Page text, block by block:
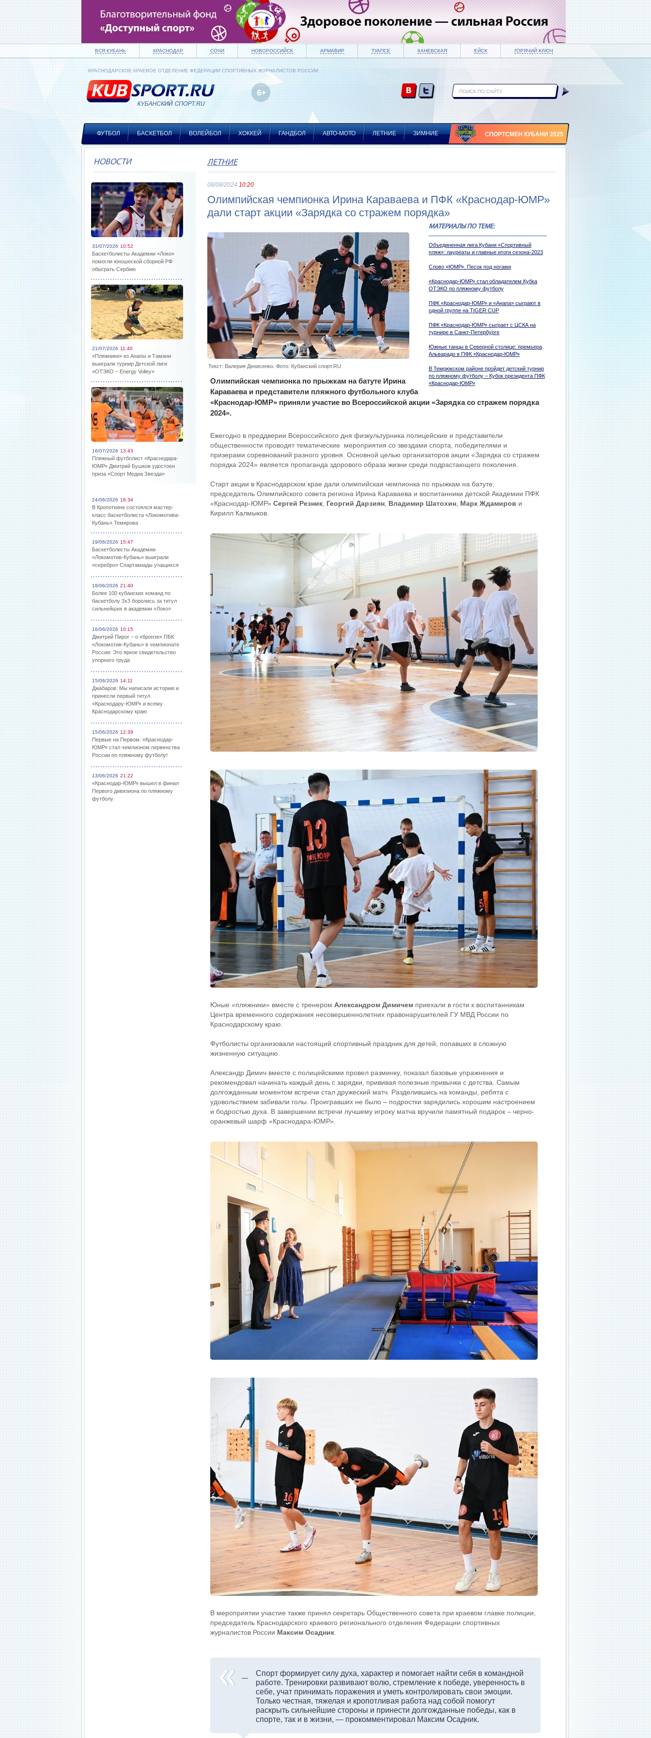
ВСЯ КУБАНЬ КРАСНОДАР СОЧИ НОВОРОССИЙСК АРМАВИР ТУАПСЕ КАНЕВСКАЯ ЕЙСК ГОРЯЧИЙ КЛЮЧ
КРАСНОДАРСКОЕ КРАЕВОЕ ОТДЕЛЕНИЕ ФЕДЕРАЦИИ СПОРТИВНЫХ ЖУРНАЛИСТОВ РОССИИ
ФУТБОЛ БАСКЕТБОЛ ВОЛЕЙБОЛ ХОККЕЙ ГАНДБОЛ АВТО-МОТО ЛЕТНИЕ ЗИМНИЕ СПОРТСМЕН КУБАНИ 2025
НОВОСТИ
31/07/2026 10:52
Баскетболисты Академии «Локо»
помогли юношеской сборной РФ
обыграть Сербию
21/07/2026 11:40
«Пляжники» из Анапы и Тамани
выиграли турнир Детской лиги
«ОТЭКО – Energy Volley»
16/07/2026 13:43
Пляжный футболист «Краснодара-
ЮМР» Дмитрий Бушков удостоен
приза «Спорт Медиа Звезда»
24/06/2026 16:34
В Кропоткине состоялся мастер-
класс баскетболиста «Локомотива-
Кубань» Темирова
19/06/2026 15:47
Баскетболисты Академии
«Локомотив-Кубань» выиграли
«серебро» Спартакиады учащихся
18/06/2026 21:40
Более 100 кубанских команд по
баскетболу 3х3 боролись за титул
сильнейших в академии «Локо»
16/06/2026 10:15
Дмитрий Пирог – о «бронзе» ПБК
«Локомотив-Кубань» в чемпионате
России: Это яркое свидетельство
упорного труда
15/06/2026 14:11
Джабаров: Мы написали историю и
принесли первый титул
«Краснодару-ЮМР» и всему
Краснодарскому краю
15/06/2026 12:39
Первые на Первом: «Краснодар-
ЮМР» стал чемпионом первенства
России по пляжному футболу!
13/06/2026 21:22
«Краснодар-ЮМР» вышел в финал
Первого дивизиона по пляжному
футболу
ЛЕТНИЕ
08/08/2024 10:20
Олимпийская чемпионка Ирина Караваева и ПФК «Краснодар-ЮМР»
дали старт акции «Зарядка со стражем порядка»
МАТЕРИАЛЫ ПО ТЕМЕ:
Объединенная лига Кубани «Спортивный
пляж»: лауреаты и главные итоги сезона-2023
Слово «ЮМР». Песок под ногами
«Краснодар-ЮМР» стал обладателем Кубка
ОТЭКО по пляжному футболу
ПФК «Краснодар-ЮМР» и «Анапа» сыграют в
одной группе на TIGER CUP
ПФК «Краснодар-ЮМР» сыграет с ЦСКА на
турнире в Санкт-Петербурге
Южные танцы в Северной столице: премьера
Альварадо в ПФК «Краснодар-ЮМР»
В Темрюкском районе пройдет детский турнир
по пляжному футболу – Кубок президента ПФК
«Краснодар-ЮМР»
Текст: Валерия Денисенко. Фото: Кубанский спорт.RU
Олимпийская чемпионка по прыжкам на батуте Ирина
Караваева и представители пляжного футбольного клуба
«Краснодар-ЮМР» приняли участие во Всероссийской акции «Зарядка со стражем порядка
2024».
Ежегодно в преддверии Всероссийского дня физкультурника полицейские и представители
общественности проводят тематические мероприятия со звездами спорта, победителями и
призерами соревнований разного уровня. Основной целью организаторов акции «Зарядка со стражем
порядка 2024» является пропаганда здорового образа жизни среди подрастающего поколения.
Старт акции в Краснодарском крае дали олимпийская чемпионка по прыжкам на батуте,
председатель Олимпийского совета региона Ирина Караваева и воспитанники детской Академии ПФК
«Краснодар-ЮМР» Сергей Резник Георгий Дарзиян Владимир Шатохин Марк Ждамиров и
Кирилл Калмыков.
Юные «пляжники» вместе с тренером Александром Димичем приехали в гости к воспитанникам
Центра временного содержания несовершеннолетних правонарушителей ГУ МВД России по
Краснодарскому краю.
Футболисты организовали настоящий спортивный праздник для детей, попавших в сложную
жизненную ситуацию.
Александр Димич вместе с полицейскими провел разминку, показал базовые упражнения и
рекомендовал начинать каждый день с зарядки, прививая полезные привычки с детства. Самым
долгожданным моментом встречи стал дружеский матч. Разделившись на команды, ребята с
удовольствием забивали голы. Проигравших не было – подростки зарядились хорошим настроением
и бодростью духа. В завершении встречи лучшему игроку матча вручили памятный подарок – черно-
оранжевый шарф «Краснодара-ЮМР».
В мероприятии участие также принял секретарь Общественного совета при краевом главке полиции,
председатель Краснодарского краевого регионального отделения Федерации спортивных
журналистов России Максим Осадник.
Спорт формирует силу духа, характер и помогает найти себя в командной
работе. Тренировки развивают волю, стремление к победе, уверенность в
себе, учат принимать поражения и уметь контролировать свои эмоции.
Только честная, тяжелая и кропотливая работа над собой помогут
раскрыть сильнейшие стороны и принести долгожданные победы, как в
спорте, так и в жизни, — прокомментировал Максим Осадник.